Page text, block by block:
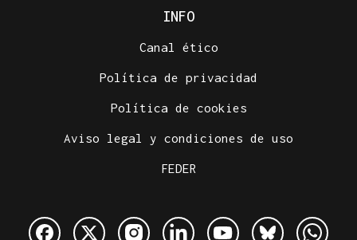
INFO
Canal ético
Política de privacidad
Política de cookies
Aviso legal y condiciones de uso
FEDER